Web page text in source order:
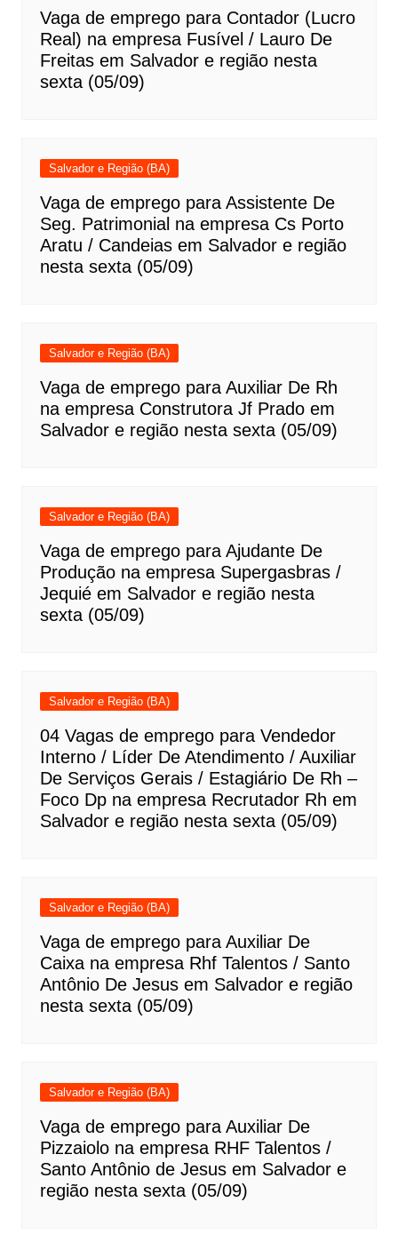
Vaga de emprego para Contador (Lucro
Real) na empresa Fusível / Lauro De
Freitas em Salvador e região nesta
sexta (05/09)
Salvador e Região (BA)
Vaga de emprego para Assistente De
Seg. Patrimonial na empresa Cs Porto
Aratu / Candeias em Salvador e região
nesta sexta (05/09)
Salvador e Região (BA)
Vaga de emprego para Auxiliar De Rh
na empresa Construtora Jf Prado em
Salvador e região nesta sexta (05/09)
Salvador e Região (BA)
Vaga de emprego para Ajudante De
Produção na empresa Supergasbras /
Jequié em Salvador e região nesta
sexta (05/09)
Salvador e Região (BA)
04 Vagas de emprego para Vendedor
Interno / Líder De Atendimento / Auxiliar
De Serviços Gerais / Estagiário De Rh –
Foco Dp na empresa Recrutador Rh em
Salvador e região nesta sexta (05/09)
Salvador e Região (BA)
Vaga de emprego para Auxiliar De
Caixa na empresa Rhf Talentos / Santo
Antônio De Jesus em Salvador e região
nesta sexta (05/09)
Salvador e Região (BA)
Vaga de emprego para Auxiliar De
Pizzaiolo na empresa RHF Talentos /
Santo Antônio de Jesus em Salvador e
região nesta sexta (05/09)